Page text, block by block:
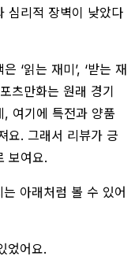
심리적 장벽이 낮았다
‘읽는 재미’, ‘받는 재
츠만화는 원래 경기
, 여기에 특전과 양품
요. 그래서 리뷰가 긍
보여요.
아래처럼 볼 수 있어
었어요.